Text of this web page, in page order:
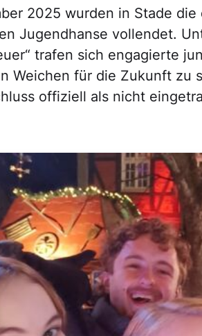
2025 wurden in Stade
Jugendhanse vollendet.
trafen sich engagierte
Weichen für die Zukunft zu
offiziell als nicht